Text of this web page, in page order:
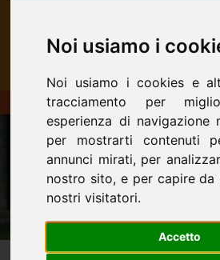
Noi usiamo i
Noi usiamo i cookies e
tracciamento per
esperienza di navigazione
per mostrarti contenuti
annunci mirati, per
nostro sito, e per capire da
nostri visitatori.
Accetto
ORATORIO DON BOSCO -